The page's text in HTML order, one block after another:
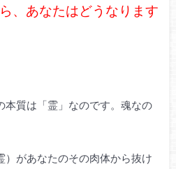
、あなたはどうなります
本質は「霊」なのです。魂なの
）があなたのその肉体から抜け